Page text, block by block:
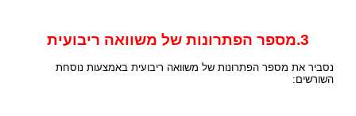
3.מספר הפתרונות של משוואה ריבועית
נסביר את מספר הפתרונות של משוואה ריבועית באמצעות נוסחת
השורשים: